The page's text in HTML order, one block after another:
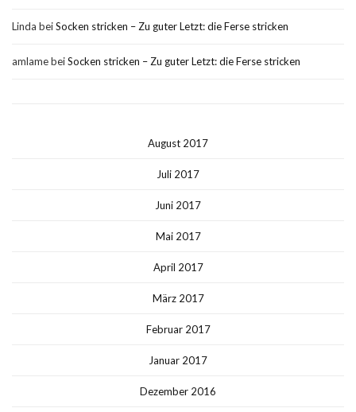
Linda beiSocken stricken – Zu guter Letzt: die Ferse stricken
amlamebeiSocken stricken – Zu guter Letzt: die Ferse stricken
August 2017
Juli 2017
Juni 2017
Mai 2017
April 2017
März 2017
Februar 2017
Januar 2017
Dezember 2016